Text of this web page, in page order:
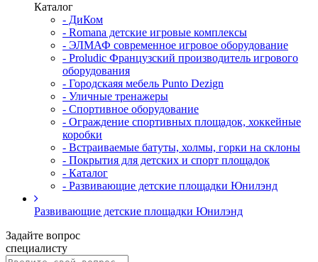
Каталог
- ДиКом
- Romana детские игровые комплексы
- ЭЛМАФ современное игровое оборудование
- Proludic Французский производитель игрового
оборудования
- Городскаяя мебель Punto Dezign
- Уличные тренажеры
- Спортивное оборудование
- Ограждение спортивных площадок, хоккейные
коробки
- Встраиваемые батуты, холмы, горки на склоны
- Покрытия для детских и спорт площадок
- Каталог
- Развивающие детские площадки Юнилэнд
Развивающие детские площадки Юнилэнд
Задайте вопрос
специалисту